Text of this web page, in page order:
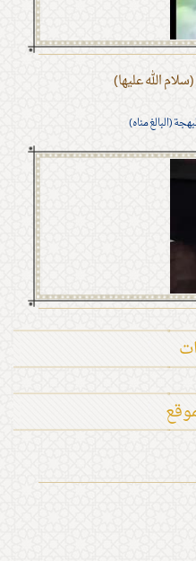
الله عليها)
(البالغ مناه)